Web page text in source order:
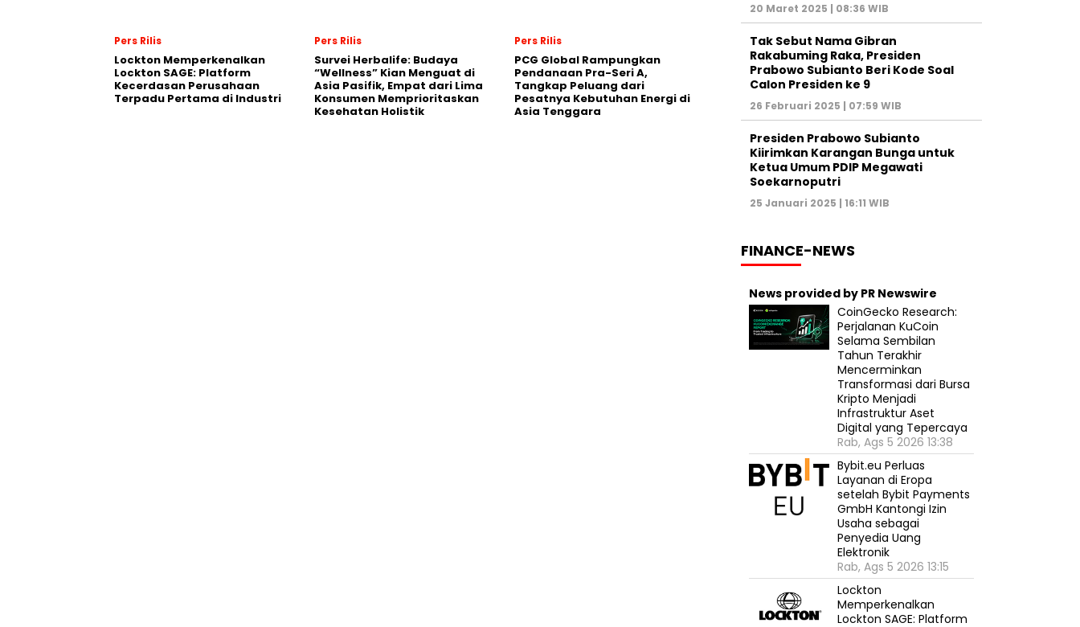
Pers Rilis
Lockton Memperkenalkan
Lockton SAGE: Platform
Kecerdasan Perusahaan
Terpadu Pertama di Industri
Pers Rilis
Survei Herbalife: Budaya
“Wellness” Kian Menguat di
Asia Pasifik, Empat dari Lima
Konsumen Memprioritaskan
Kesehatan Holistik
Pers Rilis
PCG Global Rampungkan
Pendanaan Pra-Seri A,
Tangkap Peluang dari
Pesatnya Kebutuhan Energi di
Asia Tenggara
20 Maret 2025 | 08:36 WIB
Tak Sebut Nama Gibran
Rakabuming Raka, Presiden
Prabowo Subianto Beri Kode Soal
Calon Presiden ke 9
26 Februari 2025 | 07:59 WIB
Presiden Prabowo Subianto
Kiirimkan Karangan Bunga untuk
Ketua Umum PDIP Megawati
Soekarnoputri
25 Januari 2025 | 16:11 WIB
FINANCE-NEWS
News provided by PR Newswire
CoinGecko Research:
Perjalanan KuCoin
Selama Sembilan
Tahun Terakhir
Mencerminkan
Transformasi dari Bursa
Kripto Menjadi
Infrastruktur Aset
Digital yang Tepercaya
Rab, Ags 5 2026 13:38
Bybit.eu Perluas
Layanan di Eropa
setelah Bybit Payments
GmbH Kantongi Izin
Usaha sebagai
Penyedia Uang
Elektronik
Rab, Ags 5 2026 13:15
Lockton
Memperkenalkan
Lockton SAGE: Platform